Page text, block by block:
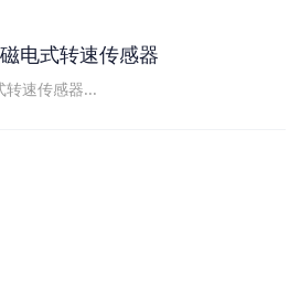
电式转速传感器
转速传感器...